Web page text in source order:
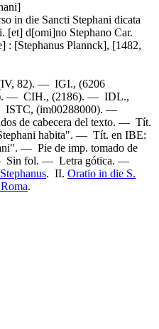
in die Sancti Stephani dicata
[et] d[omi]no Stephano Car.
[Stephanus Plannck], [1482,
82). — IGI., (6206
— CIH., (2186). — IDL.,
(im00288000). —
de cabecera del texto. — Tít.
habita". — Tít. en IBE:
— Pie de imp. tomado de
Sin fol. — Letra gótica. —
. II. Oratio in die S.
.